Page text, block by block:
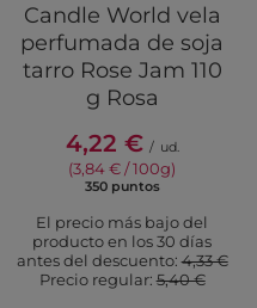
Candle World vela
perfumada de soja
tarro Rose Jam 110
g Rosa
4,22 € / ud.
(3,84 € / 100g)
350 puntospuntos
El precio más bajo del
producto en los 30 días
antes del descuento:4,33 €
Precio regular:5,40 €